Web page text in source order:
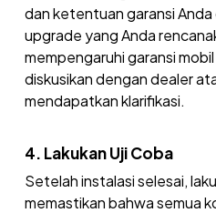
dan ketentuan garansi
upgrade yang Anda
mempengaruhi garansi
diskusikan dengan dealer
mendapatkan klarifikasi.
4. Lakukan Uji Coba
Setelah instalasi selesai,
memastikan bahwa semua